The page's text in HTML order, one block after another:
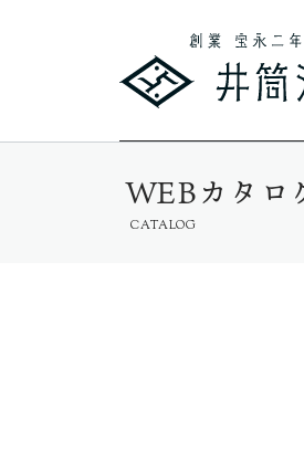
WEBカタロ
CATALOG